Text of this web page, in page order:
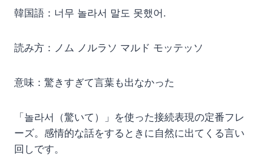
韓国語：너무 놀라서 말도 못했어.
読み方：ノム ノルラソ マルド モッテッソ
意味：驚きすぎて言葉も出なかった
「놀라서（驚いて）」を使った接続表現の定番フレ
ーズ。感情的な話をするときに自然に出てくる言い
回しです。